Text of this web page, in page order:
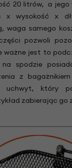
20 litrów, a
x wysokość x
waga samego
pozwoli
ważne jest to
na spodzie
z
uchwyt, który
zabierając go